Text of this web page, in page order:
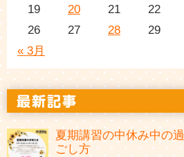
« 3月
19
20 21 22
26
27 28 29
夏期講習の中休み中の過
ごし方